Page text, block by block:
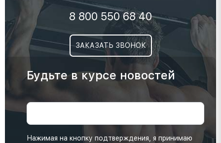
8 800 550 68 40
ЗАКАЗАТЬ ЗВОНОК
Будьте в курсе новостей
Нажимая на кнопку подтверждения, я принимаю